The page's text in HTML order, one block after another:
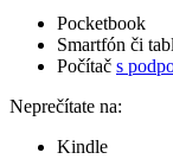
Pocketbook
Smartfón či
Počítač s
Neprečítate na:
Kindle